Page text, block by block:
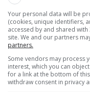
shprehu
ligjor dhe atë
grave të
burgjeve kanë
përkitazi me planin
Your personal data will be
(cookies, unique identifiers,
accessed by and shared
site. We and our partners
partners.
Some vendors may process
interest, which you can
for a link at the bottom of
withdraw consent in privacy